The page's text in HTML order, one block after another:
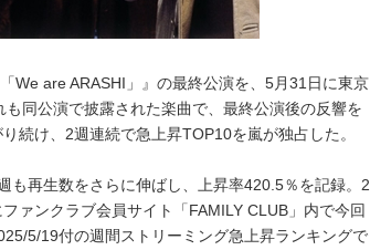
We are ARASHI」』の最終公演を、5月31日に東京
同公演で披露された楽曲で、最終公演後の反響を
続け、2週連続で急上昇TOP10を嵐が独占した。
再生数をさらに伸ばし、上昇率420.5％を記録。2
ァンクラブ会員サイト「FAMILY CLUB」内で今回
5/19付の週間ストリーミング急上昇ランキングで